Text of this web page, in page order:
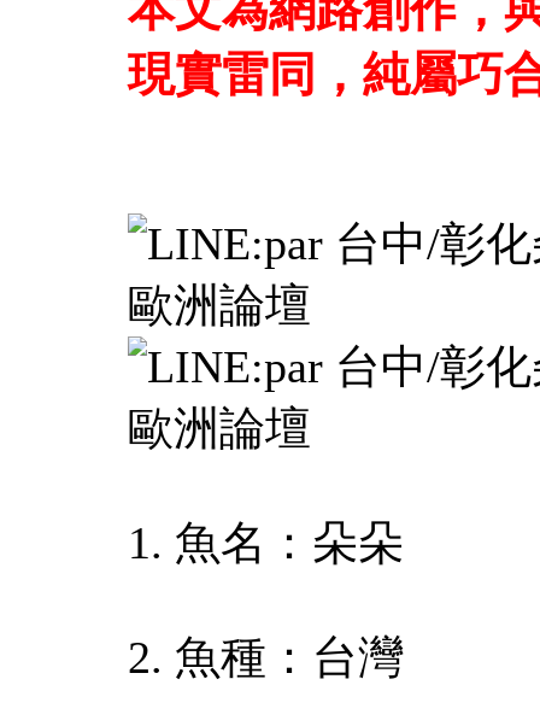
現實雷同，純屬巧
1. 魚名：朵朵
2. 魚種：台灣